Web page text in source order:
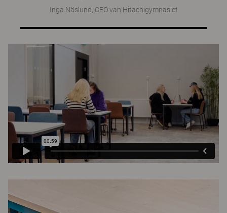
Inga Näslund, CEO van Hitachigymnasiet